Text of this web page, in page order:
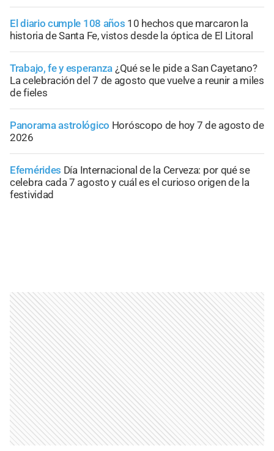
El diario cumple 108 años 10 hechos que marcaron la
historia de Santa Fe, vistos desde la óptica de El Litoral
Trabajo, fe y esperanza ¿Qué se le pide a San Cayetano?
La celebración del 7 de agosto que vuelve a reunir a miles
de fieles
Panorama astrológico Horóscopo de hoy 7 de agosto de
2026
Efemérides Día Internacional de la Cerveza: por qué se
celebra cada 7 agosto y cuál es el curioso origen de la
festividad